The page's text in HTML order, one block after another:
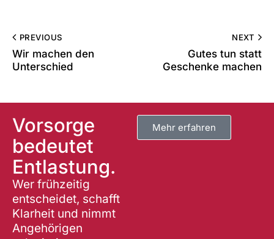
PREVIOUS
Wir machen den
Unterschied
NEXT
Gutes tun statt
Geschenke machen
Vorsorge
bedeutet
Entlastung.
Wer frühzeitig
entscheidet, schafft
Klarheit und nimmt
Angehörigen
Mehr erfahren